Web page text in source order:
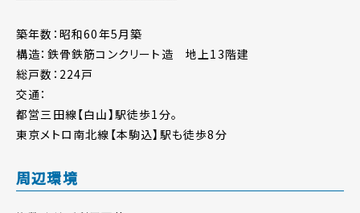
築年数：昭和60年5月築
構造：鉄骨鉄筋コンクリート造 地上13階建
総戸数：224戸
交通：
都営三田線【白山】駅徒歩1分。
東京メトロ南北線【本駒込】駅も徒歩8分
周辺環境